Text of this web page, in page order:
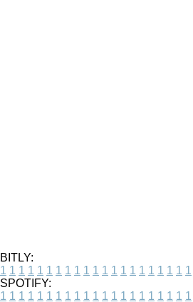
BITLY:
1 1 1 1 1 1 1 1 1 1 1 1 1 1 1 1 1 1 1 1 1
SPOTIFY:
1 1 1 1 1 1 1 1 1 1 1 1 1 1 1 1 1 1 1 1 1